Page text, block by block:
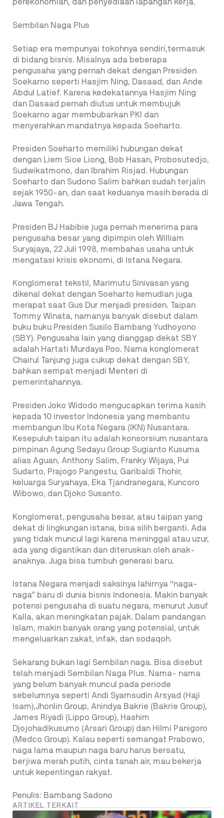
perekonomian, dan penyediaan lapangan kerja.
Sembilan Naga Plus
Setiap era mempunyai tokohnya sendiri,termasuk
di bidang bisnis. Misalnya ada beberapa
pengusaha yang pernah dekat dengan Presiden
Soekarno seperti Hasjim Ning, Dasaad, dan Ande
Abdul Latief. Karena kedekatannya Hasjim Ning
dan Dasaad pernah diutus untuk membujuk
Soekarno agar membubarkan PKI dan
menyerahkan mandatnya kepada Soeharto.
Presiden Soeharto memiliki hubungan dekat
dengan Liem Sioe Liong, Bob Hasan, Probosutedjo,
Sudwikatmono, dan Ibrahim Risjad. Hubungan
Soeharto dan Sudono Salim bahkan sudah terjalin
sejak 1950-an, dan saat keduanya masih berada di
Jawa Tengah.
Presiden BJ Habibie juga pernah menerima para
pengusaha besar yang dipimpin oleh William
Suryajaya, 22 Juli 1998, membahas usaha untuk
mengatasi krisis ekonomi, di Istana Negara.
Konglomerat tekstil, Marimutu Sinivasan yang
dikenal dekat dengan Soeharto kemudian juga
merapat saat Gus Dur menjadi presiden. Taipan
Tommy Winata, namanya banyak disebut dalam
buku buku Presiden Susilo Bambang Yudhoyono
(SBY). Pengusaha lain yang dianggap dekat SBY
adalah Hartati Murdaya Poo. Nama konglomerat
Chairul Tanjung juga cukup dekat dengan SBY,
bahkan sempat menjadi Menteri di
pemerintahannya.
Presiden Joko Widodo mengucapkan terima kasih
kepada 10 investor Indonesia yang membantu
membangun Ibu Kota Negara (IKN) Nusantara.
Kesepuluh taipan itu adalah konsorsium nusantara
pimpinan Agung Sedayu Group Sugianto Kusuma
alias Aguan, Anthony Salim, Franky Wijaya, Pui
Sudarto, Prajogo Pangestu, Garibaldi Thohir,
keluarga Suryahaya, Eka Tjandranegara, Kuncoro
Wibowo, dan Djoko Susanto.
Konglomerat, pengusaha besar, atau taipan yang
dekat di lingkungan istana, bisa silih berganti. Ada
yang tidak muncul lagi karena meninggal atau uzur,
ada yang digantikan dan diteruskan oleh anak-
anaknya. Juga bisa tumbuh generasi baru.
Istana Negara menjadi saksinya lahirnya “naga-
naga” baru di dunia bisnis Indonesia. Makin banyak
potensi pengusaha di suatu negara, menurut Jusuf
Kalla, akan meningkatan pajak. Dalam pandangan
Islam, makin banyak orang yang potensial, untuk
mengeluarkan zakat, infak, dan sodaqoh.
Sekarang bukan lagi Sembilan naga. Bisa disebut
telah menjadi Sembilan Naga Plus. Nama- nama
yang belum banyak muncul pada periode
sebelumnya seperti Andi Syamsudin Arsyad (Haji
Isam),Jhonlin Group, Anindya Bakrie (Bakrie Group),
James Riyadi (Lippo Group), Hashim
Djojohadikusumo (Arsari Group) dan Hilmi Panigoro
(Medco Group). Kalau seperti semangat Prabowo,
naga lama maupun naga baru harus bersatu,
berjiwa merah putih, cinta tanah air, mau bekerja
untuk kepentingan rakyat.
Penulis: Bambang Sadono
ARTIKEL TERKAIT